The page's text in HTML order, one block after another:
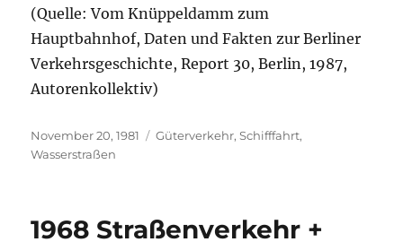
(Quelle: Vom Knüppeldamm zum
Hauptbahnhof, Daten und Fakten zur Berliner
Verkehrsgeschichte, Report 30, Berlin, 1987,
Autorenkollektiv)
Veröffentlicht
am
November 20, 1981 Kategorien
Güterverkehr,Schifffahrt,
Wasserstraßen
1968 Straßenverkehr +